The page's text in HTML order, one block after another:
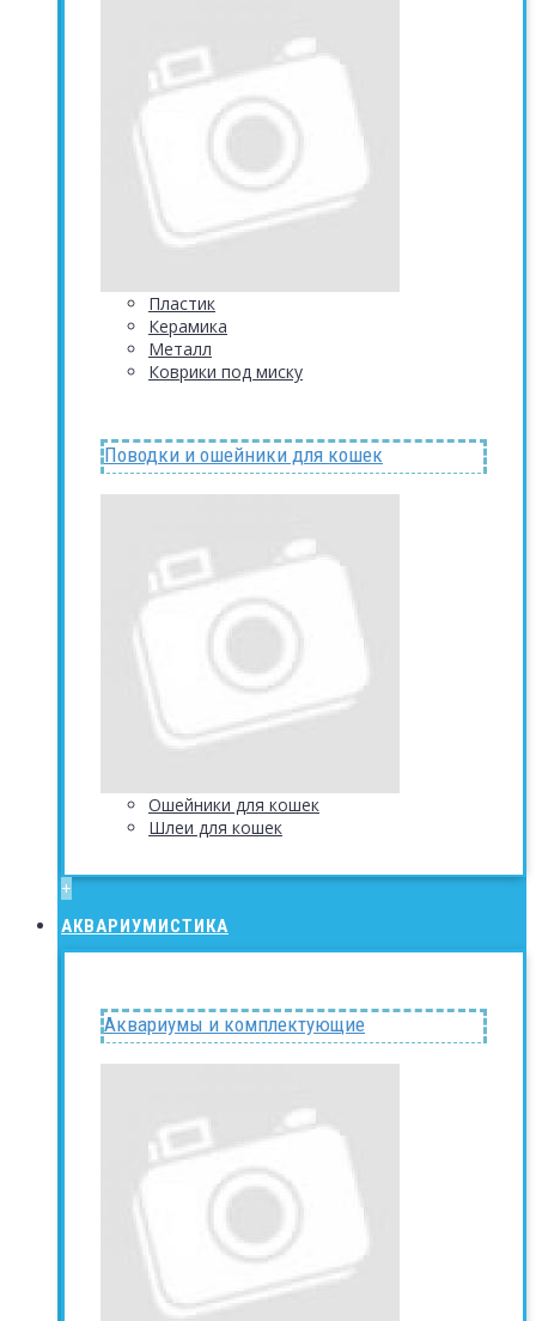
Пластик
Керамика
Металл
Коврики под миску
Поводки и ошейники для кошек
Ошейники для кошек
Шлеи для кошек
+
АКВАРИУМИСТИКА
Аквариумы и комплектующие